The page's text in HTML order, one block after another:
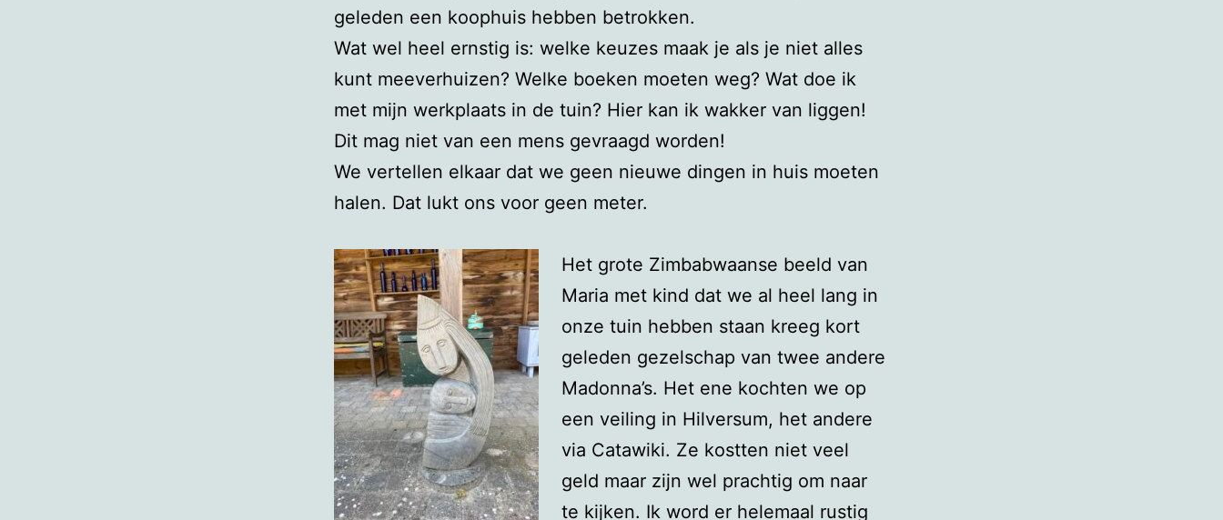
geleden een koophuis hebben betrokken.
Wat wel heel ernstig is: welke keuzes maak je als je niet alles
kunt meeverhuizen? Welke boeken moeten weg? Wat doe ik
met mijn werkplaats in de tuin? Hier kan ik wakker van liggen!
Dit mag niet van een mens gevraagd worden!
We vertellen elkaar dat we geen nieuwe dingen in huis moeten
halen. Dat lukt ons voor geen meter.
Het grote Zimbabwaanse beeld van
Maria met kind dat we al heel lang in
onze tuin hebben staan kreeg kort
geleden gezelschap van twee andere
Madonna’s. Het ene kochten we op
een veiling in Hilversum, het andere
via Catawiki. Ze kostten niet veel
geld maar zijn wel prachtig om naar
te kijken. Ik word er helemaal rustig